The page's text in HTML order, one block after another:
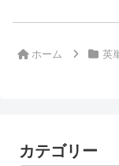
ホーム 英
カテゴリー